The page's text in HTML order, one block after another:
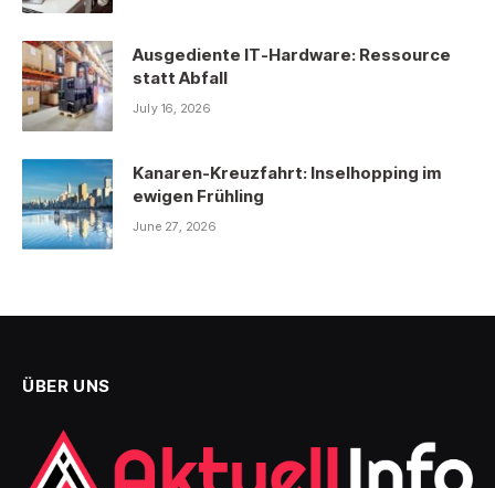
Ausgediente IT-Hardware: Ressource
statt Abfall
July 16, 2026
Kanaren-Kreuzfahrt: Inselhopping im
ewigen Frühling
June 27, 2026
ÜBER UNS